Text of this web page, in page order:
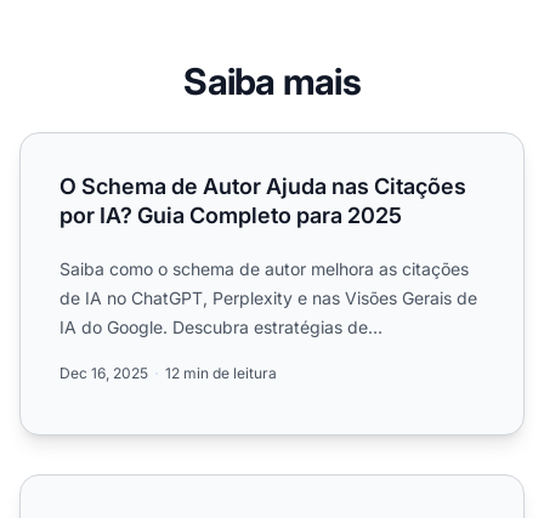
Saiba mais
O Schema de Autor Ajuda nas Citações por IA? Guia
O Schema de Autor Ajuda nas Citações
por IA? Guia Completo para 2025
Saiba como o schema de autor melhora as citações
de IA no ChatGPT, Perplexity e nas Visões Gerais de
IA do Google. Descubra estratégias de
Dec 16, 2025 12 min de leitura
O Schema de Artigo realmente ajuda nas citações por